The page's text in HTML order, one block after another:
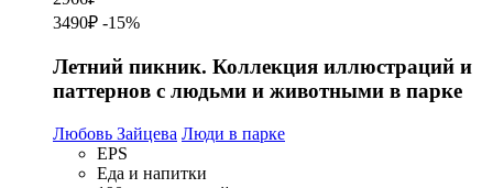
3490₽ -15%
Летний пикник. Коллекция иллюстраций и
паттернов с людьми и животными в парке
Любовь Зайцева Люди в парке
EPS
Еда и напитки